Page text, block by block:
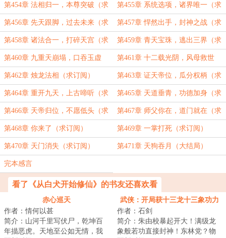
订阅） （求订阅）
第454章 法相归一，本尊突破（求
订阅）
第455章 系统选项，诸界唯一（求
订阅）
第456章 先天跟脚，过去未来（求
订阅）
第457章 悍然出手，封神之战（求
订阅）
第458章 诸法合一，打碎天宫（求
订阅）
第459章 青天宝珠，逃出三界（求
订阅）
第460章 九重天崩塌，口吞玉虚
（求订阅）
第461章 十二载光阴，风母救世
（求订阅）
第462章 烛龙法相（求订阅） 第463章 证天帝位，瓜分权柄（求
订阅）
第464章 重开九天，上古啼听（求
订阅）
第465章 天道垂青，功德加身（求
订阅）
第466章 天帝归位，不愿低头（求
订阅）
第467章 师父你在，道门就在（求
订阅）
第468章 你来了（求订阅） 第469章 一掌打死（求订阅）
第470章 天门消失（求订阅） 第471章 天狗吞月（大结局）
完本感言
看了《从白犬开始修仙》的书友还喜欢看
赤心巡天
作者：情何以甚
简介：山河千里写伏尸，乾坤百
年描恶虎。天地至公如无情，我
武侠：开局获十三龙十三象功力
作者：石剑
简介：朱由校暴起开大！满级龙
象般若功直接封神！东林党？物